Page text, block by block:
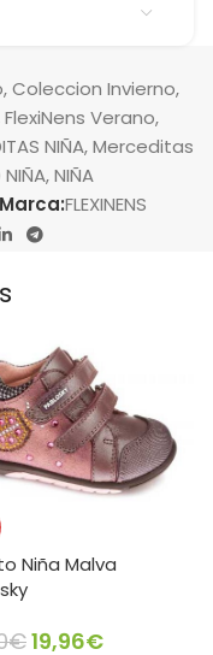
,Coleccion Invierno,
FlexiNens Verano,
NIÑA,Merceditas
NIÑA,NIÑA
Marca:FLEXINENS
Niña Malva
€19,96€